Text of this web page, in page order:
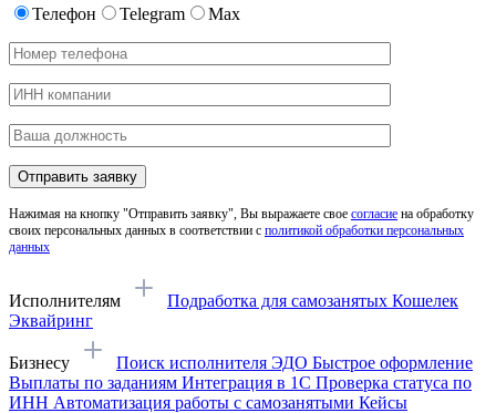
Телефон Telegram Max
Нажимая на кнопку "Отправить заявку", Вы выражаете свое согласие на обработку
своих персональных данных в соответствии с политикой обработки персональных
данных
Исполнителям Подработка для самозанятых Кошелек
Эквайринг
Бизнесу Поиск исполнителя ЭДО Быстрое оформление
Выплаты по заданиям Интеграция в 1С Проверка статуса по
ИНН Автоматизация работы с самозанятыми Кейсы